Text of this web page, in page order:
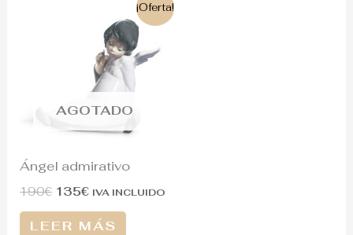
¡Oferta!
AGOTADO
Ángel admirativo
190€ 135€
precio
actual
es:
135€.
IVA INCLUIDO
LEER MÁS